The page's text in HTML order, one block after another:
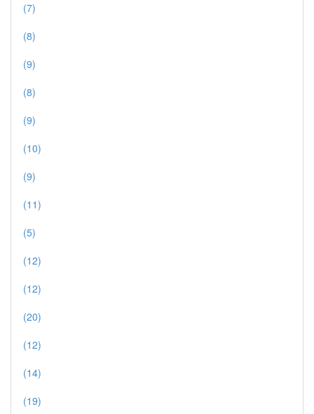
(7)
(8)
(9)
(8)
(9)
(10)
(9)
(11)
(5)
(12)
(12)
(20)
(12)
(14)
(19)